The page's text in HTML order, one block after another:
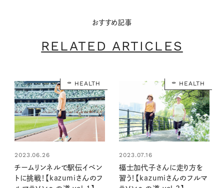
おすすめ記事
RELATED ARTICLES
HEALTH
2023.06.26
チームリンネルで駅伝イベン
トに挑戦！【kazumiさんのフ
HEALTH
2023.07.16
福士加代子さんに走り方を
習う！【kazumiさんのフルマ